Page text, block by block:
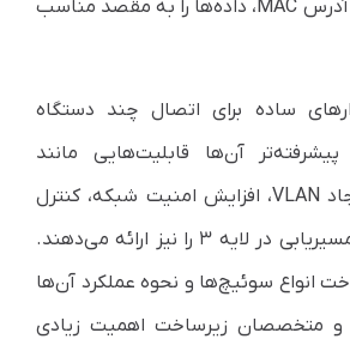
دارد و با استفاده از آدرس MAC، داده‌ها را به مقصد مناسب
ساده برای اتصال چند دستگاه
آن‌ها قابلیت‌هایی مانند
مدیریت ترافیک، ایجاد VLAN، افزایش امنیت شبکه، کنترل
پهنای باند و حتی مسیریابی در لایه ۳ را نیز ارائه می‌دهند.
انواع سوئیچ‌ها و نحوه عملکرد آن‌ها
و متخصصان زیرساخت اهمیت زیادی